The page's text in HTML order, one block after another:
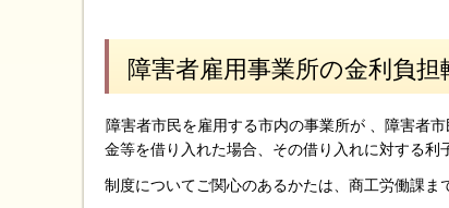
障害者雇用事業所の金利負担
障害者市民を雇用する市内の事業所が 、障害者
金等を借り入れた場合、その借り入れに対する利
制度についてご関心のあるかたは、商工労働課ま